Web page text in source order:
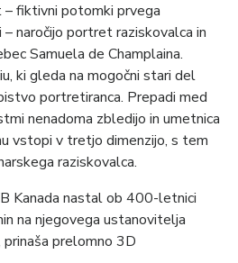
fiktivni potomki prvega
– naročijo portret raziskovalca in
Samuela de Champlaina.
ki gleda na mogočni stari del
portretiranca. Prepadi med
nenadoma zbledijo in umetnica
vstopi v tretjo dimenzijo, s tem
raziskovalca.
Kanada nastal ob 400-letnici
na njegovega ustanovitelja
prinaša prelomno 3D